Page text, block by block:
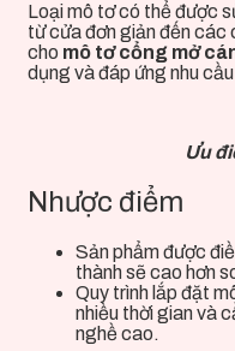
Loại mô tơ có thể được
từ cửa đơn giản đến các
cho mô tơ cổng mở
dụng và đáp ứng nhu
Ưu
Nhược điểm
Sản phẩmđược
thành sẽ cao hơn
Quy trình lắp đặt
nhiều thời gian và
nghề cao.